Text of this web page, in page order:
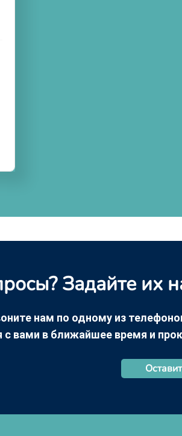
Задайте их
нам по одному из
вами в ближайшее время и